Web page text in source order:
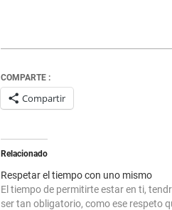
COMPARTE :
Compartir
Relacionado
Respetar el tiempo con uno mismo
El tiempo de permitirte estar en ti,
ser tan obligatorio, como ese respeto